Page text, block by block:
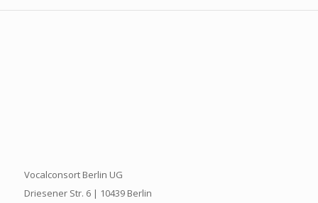
Vocalconsort Berlin UG
Driesener Str. 6 | 10439 Berlin